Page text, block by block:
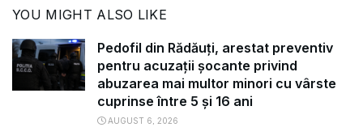
YOU MIGHT ALSO LIKE
Pedofil din Rădăuți, arestat preventiv
pentru acuzații șocante privind
abuzarea mai multor minori cu vârste
cuprinse între 5 și 16 ani
AUGUST 6, 2026